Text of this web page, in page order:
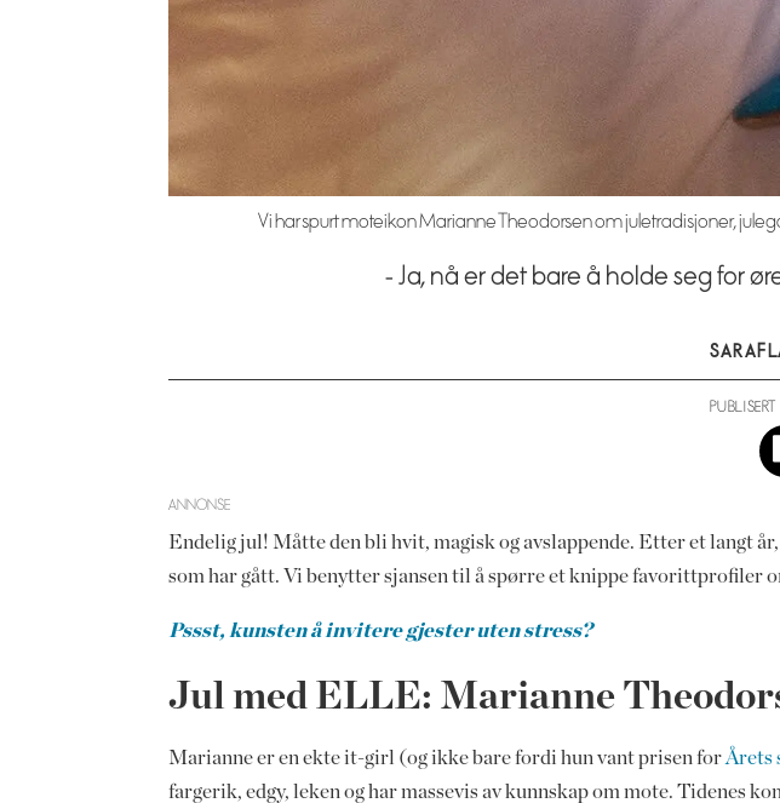
Vi har spurt moteikon Marianne Theodorsen om juletradisjoner,
- Ja, nå er det bare å holde seg for
SARA
PUBLISERT
ANNONSE
Endelig jul! Måtte den bli hvit, magisk og avslappende. Etter et langt
som har gått. Vi benytter sjansen til å spørre et knippe favorittprofiler
Pssst, kunsten å invitere gjester uten stress?
Jul med ELLE: Marianne
Marianne er en ekte it-girl (og ikke bare fordi hun vant prisen for Årets
fargerik, edgy, leken og har massevis av kunnskap om mote. Tidenes